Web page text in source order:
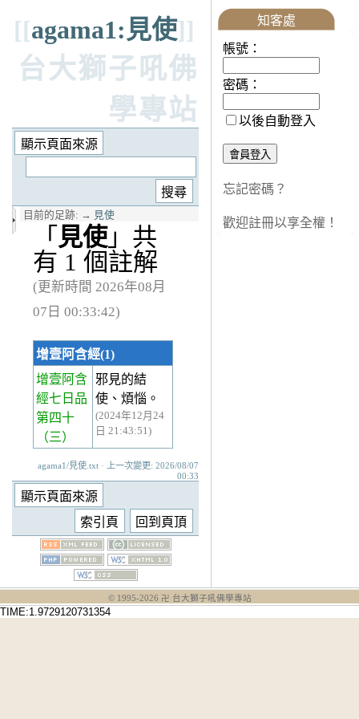
[[agama1:見使]]
台大獅子吼佛
學專站
目前的足跡: → 見使
「 見使」共
有 1 個註解
(更新時間 2026年08月
07日 00:33:42)
增壹阿含經(1)
增壹阿含
經七日品
第四十
（三）
邪見的結
使、煩惱。
(2024年12月24
日 21:43:51)
agama1/見使.txt · 上一次變更: 2026/08/07
00:33
知客處
帳號：
密碼：
以後自動登入
忘記密碼？
歡迎註冊以享全權！
© 1995-2026 卍 台大獅子吼佛學專站
TIME:1.9729120731354